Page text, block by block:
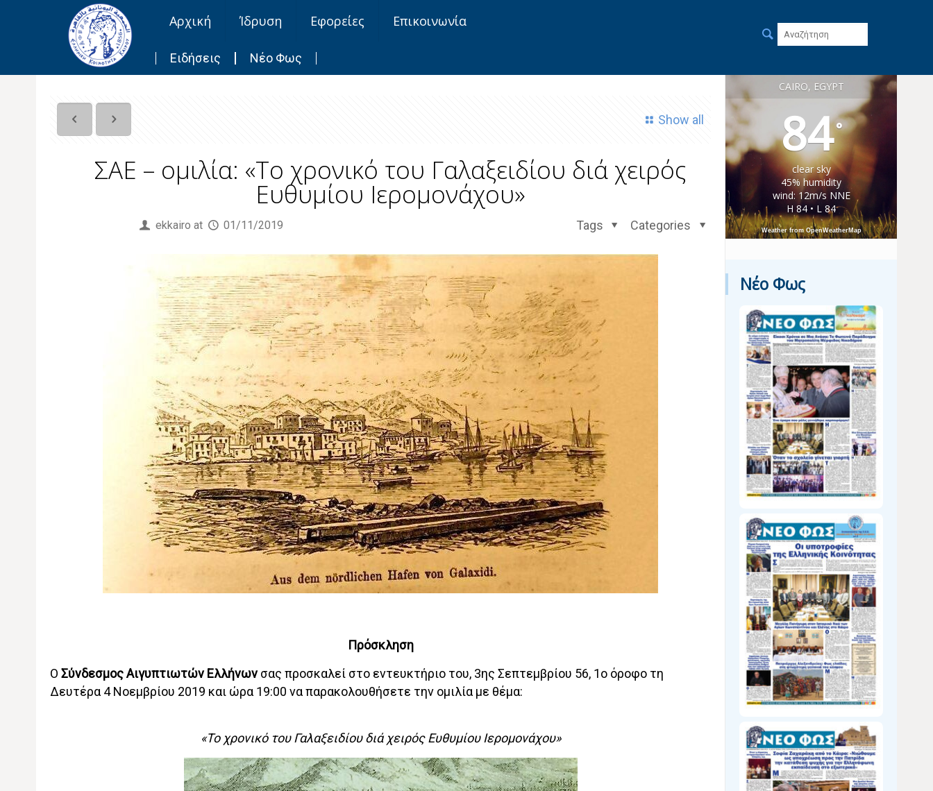
Αρχική Ίδρυση Εφορείες Επικοινωνία
Ειδήσεις Νέο Φως
Show all
ΣΑΕ – ομιλία: «Το χρονικό του Γαλαξειδίου διά χειρός
Ευθυμίου Ιερομονάχου»
ekkairo at 01/11/2019 Categories
Tags
Πρόσκληση
Ο Σύνδεσμος Αιγυπτιωτών Ελλήνωνσας προσκαλεί στο εντευκτήριο του, 3ης Σεπτεμβρίου 56, 1ο όροφο τη
Δευτέρα 4 Νοεμβρίου 2019 και ώρα 19:00 να παρακολουθήσετε την ομιλία με θέμα:
«Το χρονικό του Γαλαξειδίου διά χειρός Ευθυμίου Ιερομονάχου»
CAIRO, EGYPT
84°
clear sky
45% humidity
wind: 12m/s NNE
H 84 • L 84
Weather from OpenWeatherMap
Νέο Φως